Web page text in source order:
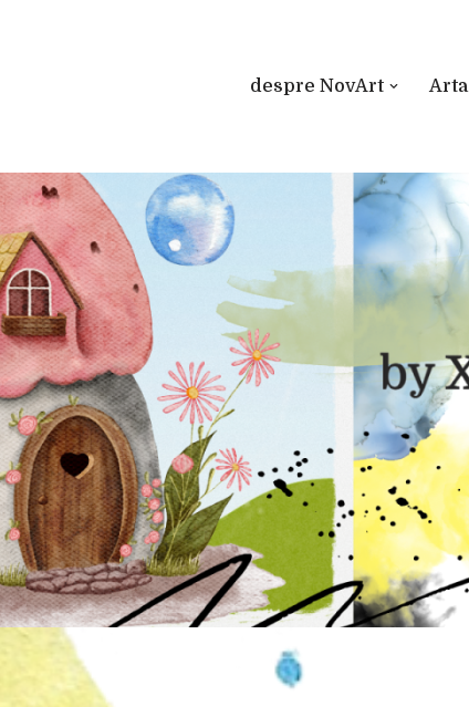
despre NovArt Arta